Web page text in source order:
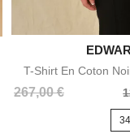

T-Shirt En Coton
267,00 €
Prix
Prix
34